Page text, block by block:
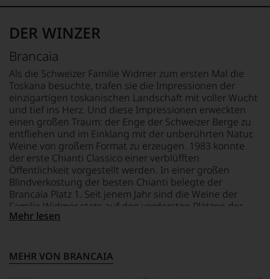
mit
Bewertungen
Medaillen
renommierter
Weinjournalisten
oder
Fachpublikationen
in
unseren
Aussendungen
oder
in
unserem
Webshop,
um
zu
unterstreichen,
hohem
Niveau
DER WINZER
Brancaia
Als die Schweizer Familie Widmer zum ersten Mal die
Toskana besuchte, trafen sie die Impressionen der
einzigartigen toskanischen Landschaft mit voller Wucht
und tief ins Herz. Und diese Impressionen erweckten
einen großen Traum: der Enge der Schweizer Berge zu
entfliehen und im Einklang mit der unberührten Natur,
Weine von großem Format zu erzeugen. 1983 konnte
der erste Chianti Classico einer verblüfften
Öffentlichkeit vorgestellt werden. In einer großen
Blindverkostung der besten Chianti belegte der
Brancaia Platz 1. Seit jenem Jahr sind die Weine der
Familie Widmer stets auf den vordersten Plätzen der
Bestenlisten zu finden, sodass mit Fug und Recht
gehört zur absoluten Spitze der Toskana.
Mehr lesen
MEHR VON BRANCAIA